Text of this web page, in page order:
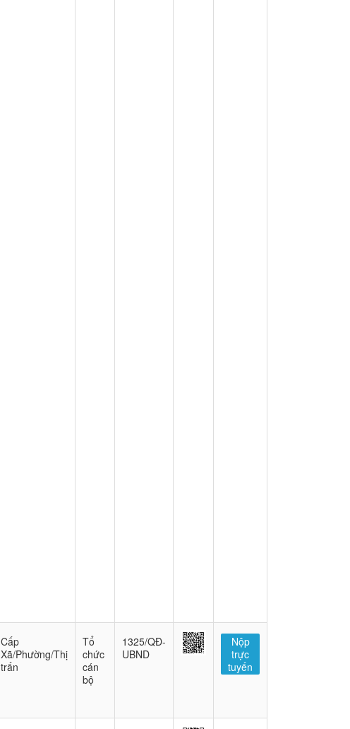
Cấp
Xã/Phường/Thị
trấn
Tổ
chức
cán
bộ
1325/QĐ-
UBND
Nộp
trực
tuyến